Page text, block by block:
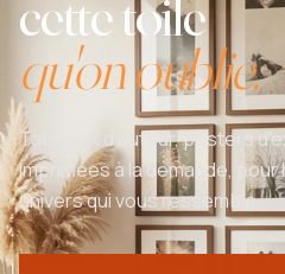
cette toile
qu'on oublie.
Tableaux d'auteur, posters
imprimées à la demande,
univers qui vous ressemble.